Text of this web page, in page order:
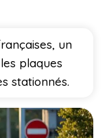
un
plaques
stationnés.